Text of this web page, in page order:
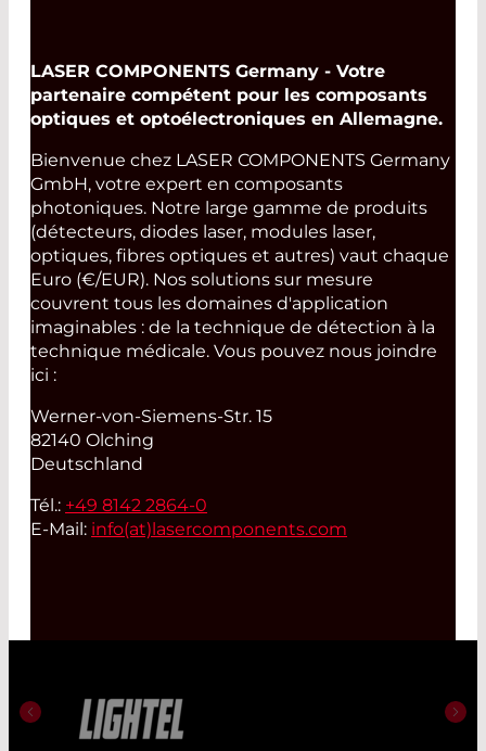
LASER COMPONENTS Germany - Votre
partenaire compétent pour les composants
optiques et optoélectroniques en Allemagne.
Bienvenue chez LASER COMPONENTS Germany
GmbH, votre expert en composants
photoniques. Notre large gamme de produits
(détecteurs, diodes laser, modules laser,
optiques, fibres optiques et autres) vaut chaque
Euro (€/EUR). Nos solutions sur mesure
couvrent tous les domaines d'application
imaginables : de la technique de détection à la
technique médicale. Vous pouvez nous joindre
ici :
Werner-von-Siemens-Str. 15
82140 Olching
Deutschland
Tél.: +49 8142 2864-0
E-Mail: info(at) lasercomponents.com